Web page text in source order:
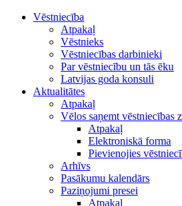
Vēstniecība
Atpakaļ
Vēstnieks
Vēstniecības darbinieki
Par vēstniecību un tās ēku
Latvijas goda konsuli
Aktualitātes
Atpakaļ
Vēlos saņemt vēstniecības
Atpakaļ
Elektroniskā forma
Pievienojies
Arhīvs
Pasākumu kalendārs
Paziņojumi presei
Atpakaļ